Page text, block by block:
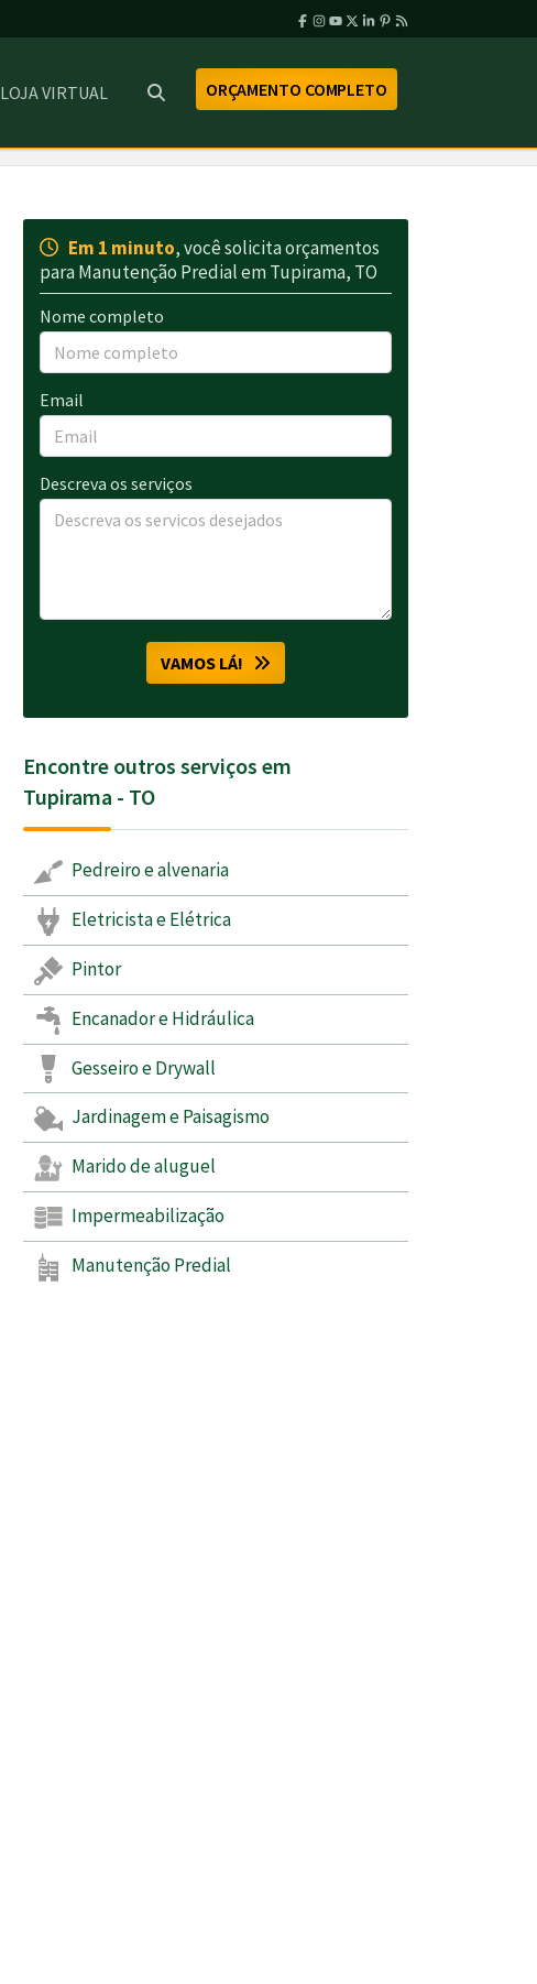
LOJA VIRTUAL ORÇAMENTO COMPLETO
Em 1 minuto, você solicita orçamentos
para Manutenção Predial em Tupirama, TO
Nome completo
Email
Descreva os serviços
VAMOS LÁ!
Encontre outros serviços em
Tupirama - TO
Pedreiro e alvenaria
Eletricista e Elétrica
Pintor
Encanador e Hidráulica
Gesseiro e Drywall
Jardinagem e Paisagismo
Marido de aluguel
Impermeabilização
Manutenção Predial